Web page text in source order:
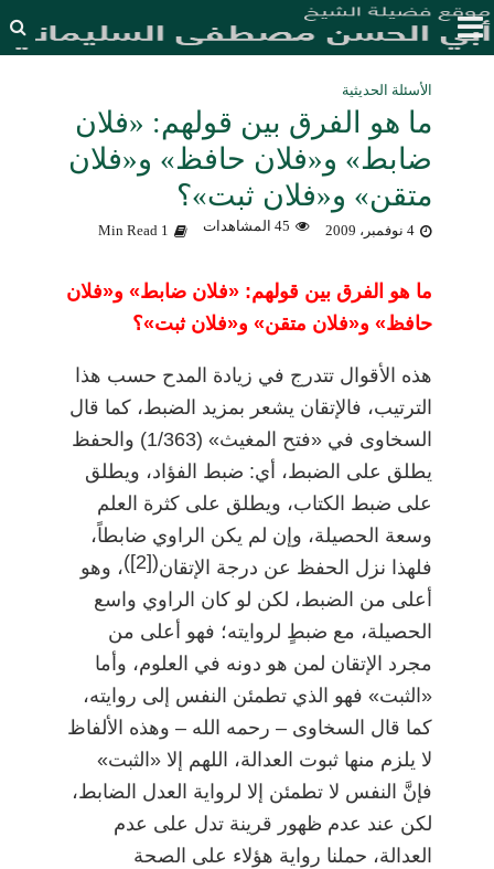
الأسئلة الحديثية
ما هو الفرق بين قولهم: «فلان
ضابط» و«فلان حافظ» و«فلان
متقن» و«فلان ثبت»؟
4 نوفمبر، 2009 45 المشاهدات 1 Min Read
ما هو الفرق بين قولهم: «فلان ضابط» و«فلان
حافظ» و«فلان متقن» و«فلان ثبت»؟
هذه الأقوال تتدرج في زيادة المدح حسب هذا
الترتيب، فالإتقان يشعر بمزيد الضبط، كما قال
السخاوى في «فتح المغيث» (1/363) والحفظ
يطلق على الضبط، أي: ضبط الفؤاد، ويطلق
على ضبط الكتاب، ويطلق على كثرة العلم
وسعة الحصيلة، وإن لم يكن الراوي ضابطاً،
فلهذا نزل الحفظ عن درجة الإتقان(
[2]
)، وهو
أعلى من الضبط، لكن لو كان الراوي واسع
الحصيلة، مع ضبطٍ لروايته؛ فهو أعلى من
مجرد الإتقان لمن هو دونه في العلوم، وأما
«الثبت» فهو الذي تطمئن النفس إلى روايته،
كما قال السخاوى– رحمه الله– وهذه الألفاظ
لا يلزم منها ثبوت العدالة، اللهم إلا «الثبت»
فإنَّ النفس لا تطمئن إلا لرواية العدل الضابط،
لكن عند عدم ظهور قرينة تدل على عدم
العدالة، حملنا رواية هؤلاء على الصحة